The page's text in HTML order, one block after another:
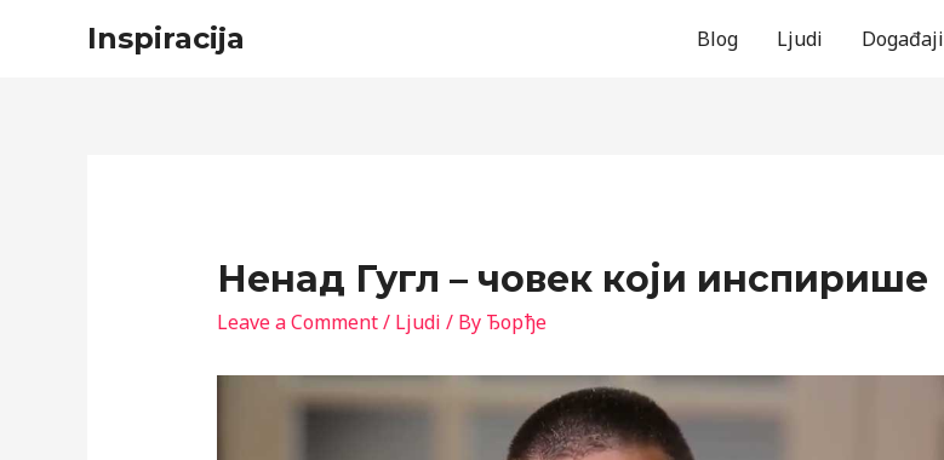
Inspiracija Blog Ljudi Događaji
Ненад Гугл – човек који инспирише
Leave a Comment/ Ljudi / By Ђорђе